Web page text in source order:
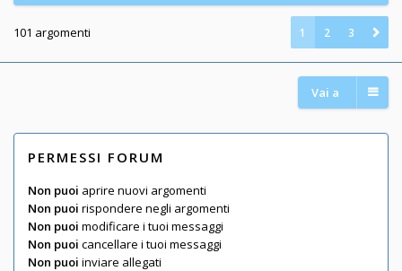
101 argomenti 1 2 3
Vai a
PERMESSI FORUM
Non puoi aprire nuovi argomenti
Non puoi rispondere negli argomenti
Non puoi modificare i tuoi messaggi
Non puoi cancellare i tuoi messaggi
Non puoi inviare allegati